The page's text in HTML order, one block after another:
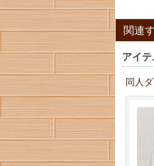
関連
アイ
同人